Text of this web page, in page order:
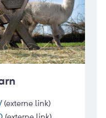
(externe link)